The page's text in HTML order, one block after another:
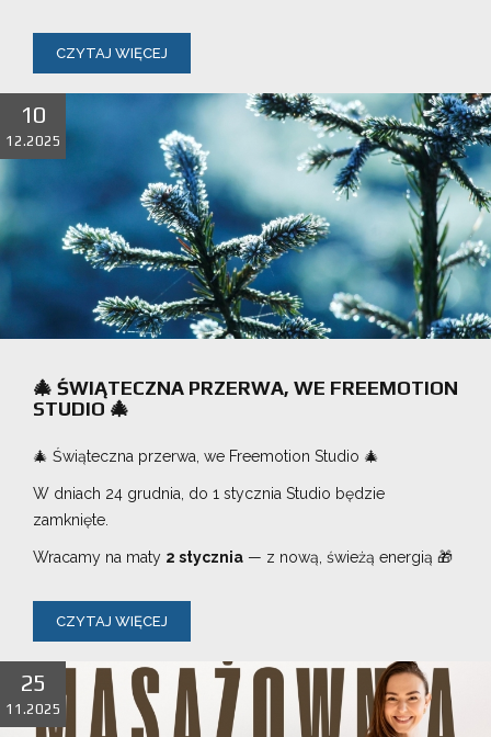
CZYTAJ WIĘCEJ
10
12.2025
🎄 ŚWIĄTECZNA PRZERWA, WE FREEMOTION
STUDIO 🎄
🎄 Świąteczna przerwa, we Freemotion Studio 🎄
W dniach 24 grudnia, do 1 stycznia Studio będzie
zamknięte.
Wracamy na maty 2 stycznia — z nową, świeżą energią 🎁
CZYTAJ WIĘCEJ
25
11.2025